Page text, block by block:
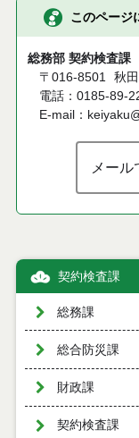
このページ
総務部 契約検査課
〒016-8501 秋
電話：0185-89-
E-mail：
メー
契約検査課
総務課
総合防災課
財政課
契約検査課